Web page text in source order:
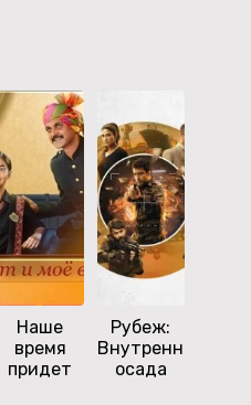
Наше
время
придет
Рубеж:
Внутренняя
осада